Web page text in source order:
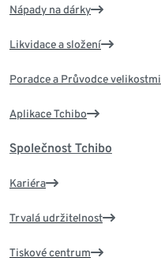
Nápady na dárky
Likvidace a složení
Poradce a Průvodce velikostmi
Aplikace Tchibo
Společnost Tchibo
Kariéra
Trvalá udržitelnost
Tiskové centrum